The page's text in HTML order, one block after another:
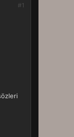
#1